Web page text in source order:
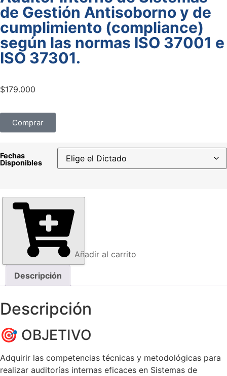
de Gestión Antisoborno y de
cumplimiento (compliance)
según las normas ISO 37001 e
ISO 37301.
$179.000
Comprar
Fechas
Disponibles
Añadir al carrito
Descripción
Descripción
🎯 OBJETIVO
Adquirir las competencias técnicas y metodológicas para
realizar auditorías internas eficaces en Sistemas de